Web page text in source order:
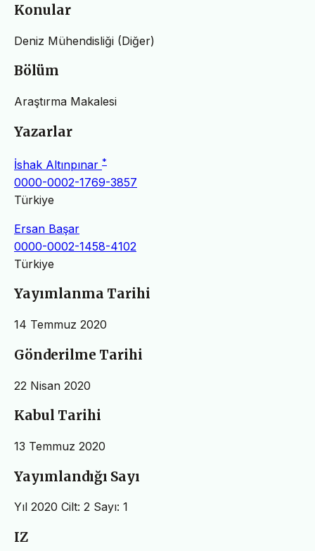
Konular
Deniz Mühendisliği (Diğer)
Bölüm
Araştırma Makalesi
Yazarlar
İshak Altınpınar *
0000-0002-1769-3857
Türkiye
Ersan Başar
0000-0002-1458-4102
Türkiye
Yayımlanma Tarihi
14 Temmuz 2020
Gönderilme Tarihi
22 Nisan 2020
Kabul Tarihi
13 Temmuz 2020
Yayımlandığı Sayı
Yıl 2020 Cilt: 2 Sayı: 1
IZ